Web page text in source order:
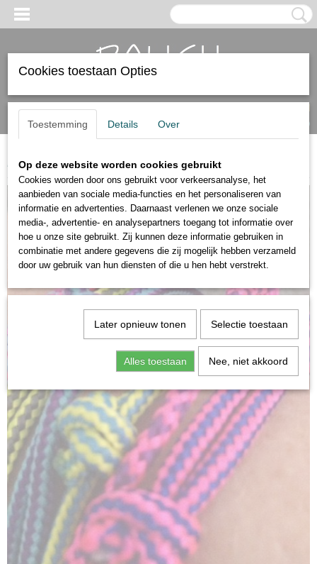
Inloggen Registreren
(0)
Home >Heren armbanden> Schuifarmbanden
Cookies toestaan Opties
Toestemming Details Over
Op deze website worden cookies gebruikt
Cookies worden door ons gebruikt voor verkeersanalyse, het
aanbieden van sociale media-functies en het personaliseren van
informatie en advertenties. Daarnaast verlenen we onze sociale
media-, advertentie- en analysepartners toegang tot informatie over
hoe u onze site gebruikt. Zij kunnen deze informatie gebruiken in
combinatie met andere gegevens die zij mogelijk hebben verzameld
door uw gebruik van hun diensten of die u hen hebt verstrekt.
Later opnieuw tonen Selectie toestaan
Alles toestaan Nee, niet akkoord